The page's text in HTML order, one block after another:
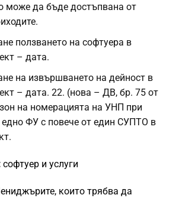
може да бъде достъпвана от
ползването на софтуера в
– дата.
на извършването на дейност в
– дата. 22. (нова – ДВ, бр. 75 от
на номерацията на УНП при
едно ФУ с повече от един СУПТО в
софтуер и услуги
които трябва да